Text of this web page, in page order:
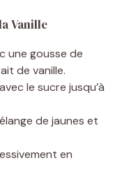
Vanille
une gousse de
de vanille.
le sucre jusqu’à
de jaunes et
en